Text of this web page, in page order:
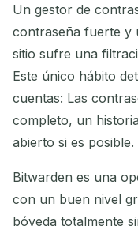
Un gestor de
contraseña fuerte y
sitio sufre una
Este único hábito
cuentas: Las
completo, un
abierto si es posible.
Bitwarden es una
con un buen nivel
bóveda totalmente